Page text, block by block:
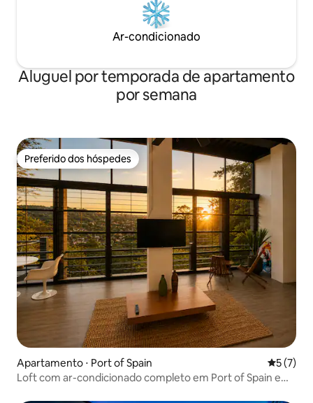
Ar-condicionado
Aluguel por temporada de apartamento
por semana
Preferido dos hóspedes
Preferido dos hóspedes
Apartamento ⋅ Port of Spain 5 de
5 (7)
Loft com ar-condicionado completo em Port of Spain e